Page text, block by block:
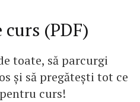
(PDF)
toate, să parcurgi
și să pregătești tot ce
curs!